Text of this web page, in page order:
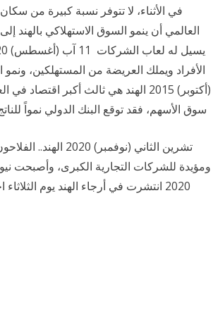
(أكتوبر) 2015 الهند هي ثالث أكبر
سوق الأسهم، فقد توقع البنك الدولي نمواً
2020 انتشرت في أرجاء الهند يوم